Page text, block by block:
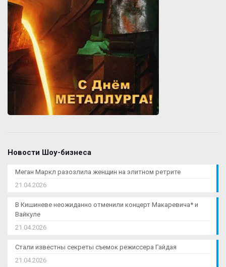
Новости Шоу-бизнеса
Меган Маркл разозлила женщин на элитном ретрите
21.04.2026
В Кишиневе неожиданно отменили концерт Макаревича* и
Вайкуле
21.04.2026
Стали известны секреты съемок режиссера Гайдая
21.04.2026